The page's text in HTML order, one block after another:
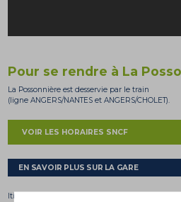
Pour se rendre à La
La Possonnière est desservie par le train
(ligne ANGERS/NANTES et ANGERS/CHOLET).
VOIR LES HORAIRES SNCF
EN SAVOIR PLUS SUR LA GARE
Itinéraire :